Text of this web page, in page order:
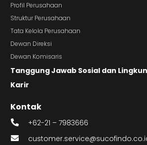
Profil Perusahaan
Struktur Perusahaan
Tata Kelola Perusahaan
Dewan Direksi
Dewan Komisaris
Tanggung Jawab Sosial dan
Karir
Kontak
+62-21 – 7983666